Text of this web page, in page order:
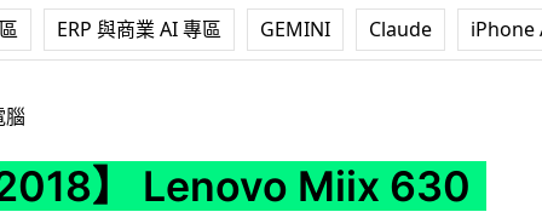
ERP 與商業 AI 專區 GEMINI Claude iPhone
腦
】 Lenovo Miix 630